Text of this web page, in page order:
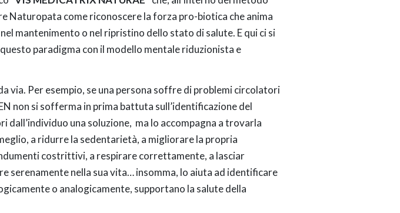
Naturopata come riconoscere la forza pro-biotica che anima
mantenimento o nel ripristino dello stato di salute. E qui ci si
paradigma con il modello mentale riduzionista e
via. Per esempio, se una persona soffre di problemi circolatori
non si sofferma in prima battuta sull’identificazione del
dall’individuo una soluzione, ma lo accompagna a trovarla
a ridurre la sedentarietà, a migliorare la propria
costrittivi, a respirare correttamente, a lasciar
serenamente nella sua vita… insomma, lo aiuta ad identificare
o analogicamente, supportano la salute della